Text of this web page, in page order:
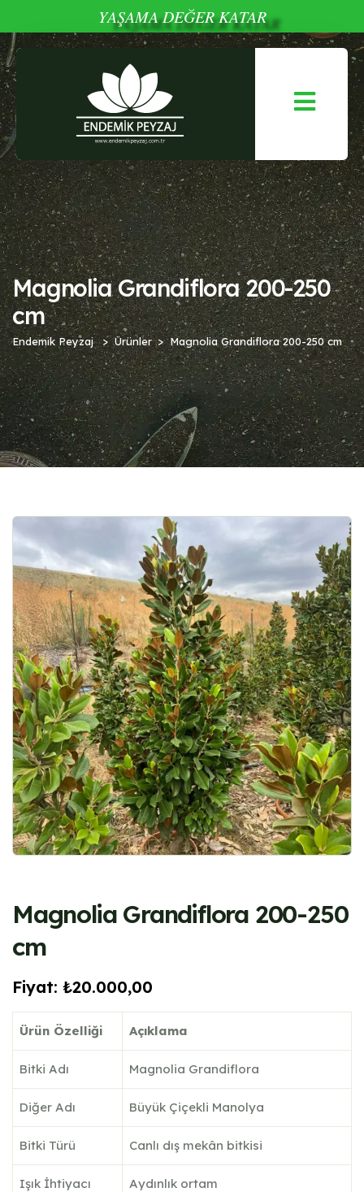
YAŞAMA DEĞER KATAR
Magnolia Grandiflora 200-250
cm
Endemik Peyzaj Ürünler Magnolia Grandiflora 200-250 cm
Magnolia Grandiflora 200-250
cm
Fiyat: ₺20.000,00
Ürün Özelliği Açıklama
Bitki Adı Magnolia Grandiflora
Diğer Adı Büyük Çiçekli Manolya
Bitki Türü Canlı dış mekân bitkisi
Işık İhtiyacı Aydınlık ortam